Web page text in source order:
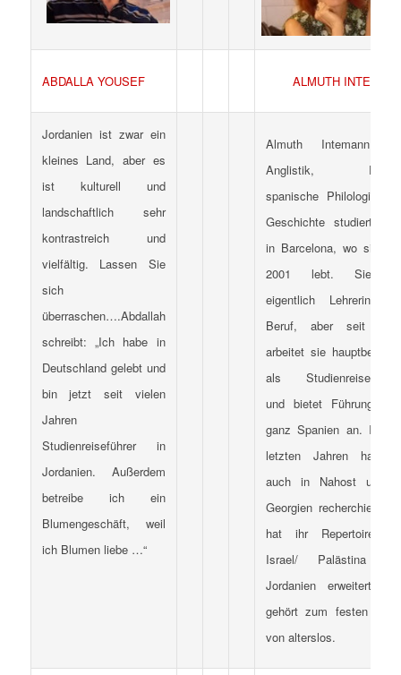
ABDALLA YOUSEF ALMUTH
Jordanien ist zwar ein
kleines Land, aber es
ist kulturell und
landschaftlich sehr
kontrastreich und
vielfältig. Lassen Sie
sich
überraschen….Abdallah
schreibt: „Ich habe in
Deutschland gelebt und
bin jetzt seit vielen
Jahren
Studienreiseführer in
Jordanien. Außerdem
betreibe ich ein
Blumengeschäft, weil
ich Blumen liebe …“
Almuth Intemann
Anglistik,
spanische Philologie
Geschichte studiert,
in Barcelona, wo sie
2001 lebt. Sie
eigentlich Lehrerin
Beruf, aber seit
arbeitet sie
als
und bietet Führungen
ganz Spanien an. In
letzten Jahren hat
auch in Nahost und
Georgien recherchiert
hat ihr Repertoire
Israel/ Palästina
Jordanien erweitert.
gehört zum festen
von alterslos.